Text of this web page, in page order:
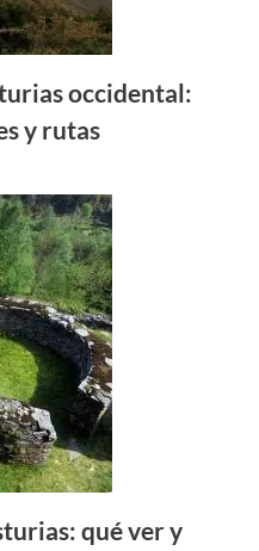
occidental:
y rutas
qué ver y